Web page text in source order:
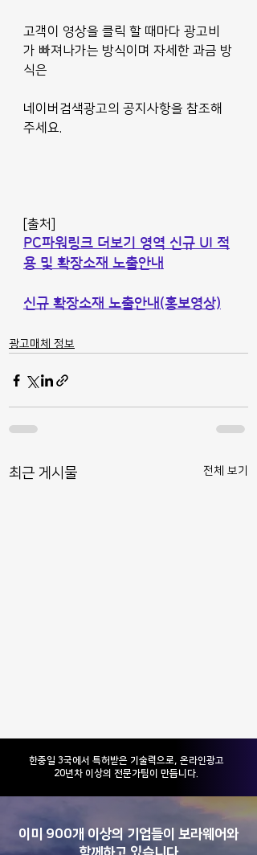
고객이 영상을 클릭 할 때마다 광고비
가 빠져나가는 방식이며 자세한 과금 방
식은
네이버검색광고의 공지사항을 참조해
주세요.
[출처]
PC파워링크 더보기 영역 신규 UI 적
용 및 확장소재 노출안내
신규 확장소재 노출안내(홍보영상)
광고매체 정보
최근 게시물 전체 보기
​한중일 3국에서 특허받은 기술력으로, 온라인광고
20년차 이상의 전문가팀이 만듭니다.
이미 900개 이상의 기업들이 보라웨어와